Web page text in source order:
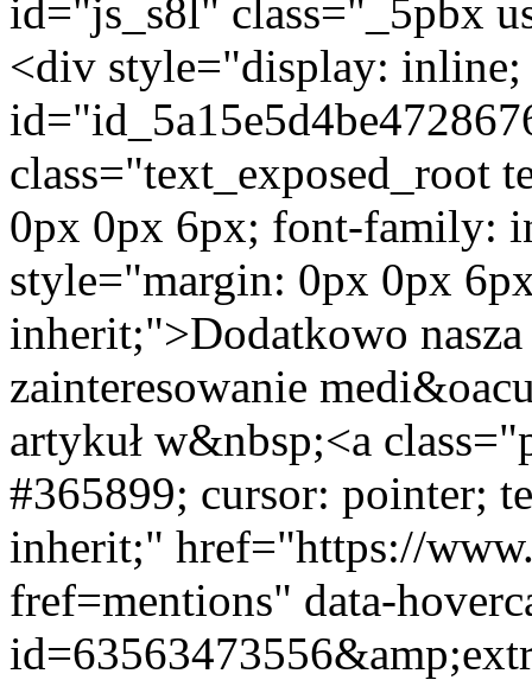
id="js_s8l" class="_5pbx
<div style="display:
class="text_exposed_root
0px 0px 6px; font-family:
style="margin: 0px 0px
inherit;">Dodatkowo
zainteresowanie
artykuł w&nbsp;<a
#365899; cursor: pointer;
inherit;" href="https://
fref=mentions" data-